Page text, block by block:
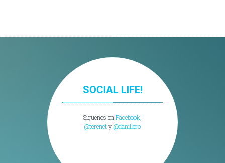
SOCIAL LIFE!
Síguenos enFacebook,
@terenety@danillero